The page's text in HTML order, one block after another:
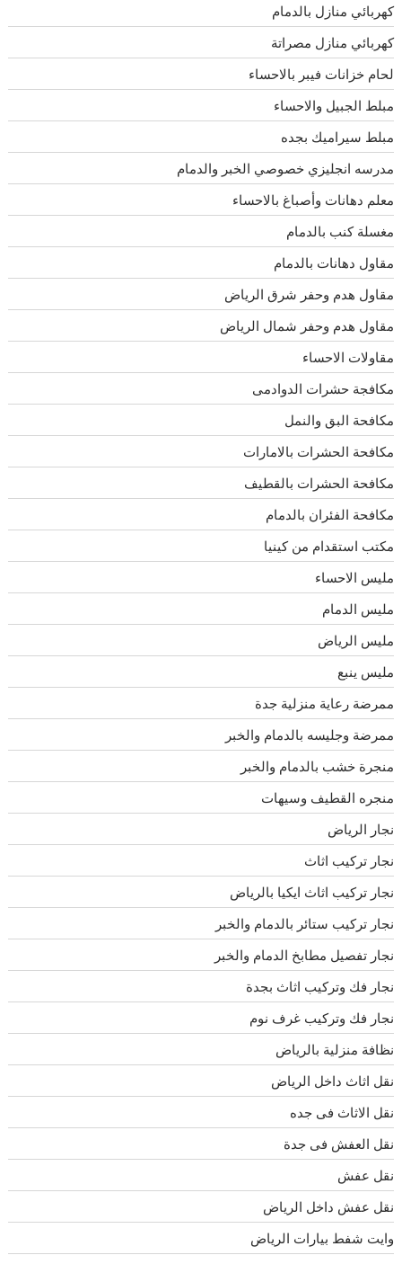
كهربائي منازل بالدمام
كهربائي منازل مصراتة
لحام خزانات فيبر بالاحساء
مبلط الجبيل والاحساء
مبلط سيراميك بجده
مدرسه انجليزي خصوصي الخبر والدمام
معلم دهانات وأصباغ بالاحساء
مغسلة كنب بالدمام
مقاول دهانات بالدمام
مقاول هدم وحفر شرق الرياض
مقاول هدم وحفر شمال الرياض
مقاولات الاحساء
مكافجة حشرات الدوادمى
مكافحة البق والنمل
مكافحة الحشرات بالامارات
مكافحة الحشرات بالقطيف
مكافحة الفئران بالدمام
مكتب استقدام من كينيا
مليس الاحساء
مليس الدمام
مليس الرياض
مليس ينبع
ممرضة رعاية منزلية جدة
ممرضة وجليسه بالدمام والخبر
منجرة خشب بالدمام والخبر
منجره القطيف وسيهات
نجار الرياض
نجار تركيب اثاث
نجار تركيب اثاث ايكيا بالرياض
نجار تركيب ستائر بالدمام والخبر
نجار تفصيل مطابخ الدمام والخبر
نجار فك وتركيب اثاث بجدة
نجار فك وتركيب غرف نوم
نظافة منزلية بالرياض
نقل اثاث داخل الرياض
نقل الاثاث فى جده
نقل العفش فى جدة
نقل عفش
نقل عفش داخل الرياض
وايت شفط بيارات الرياض